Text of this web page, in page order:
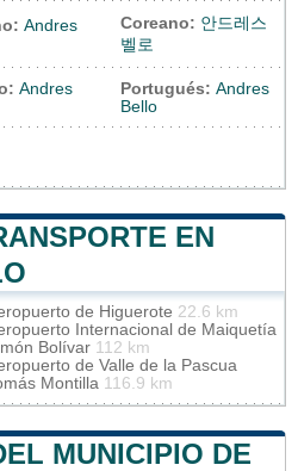
Andres
Coreano: 안드레스
벨로
Andres
Portugués: Andres
Bello
EN
de Higuerote 22.6 km
Internacional de Maiquetía
Bolívar 112 km
de Valle de la Pascua
Montilla 116.9 km
MUNICIPIO DE